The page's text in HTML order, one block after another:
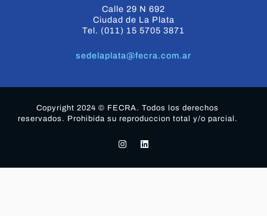
Calle 29 N 692
Ciudad de La Plata
Tel. (011) 15 5705 3871
sedelaplata@fecra.com.ar
Copyright 2024 © FECRA. Todos los derechos
reservados. Prohibida su reproduccion total y/o parcial.